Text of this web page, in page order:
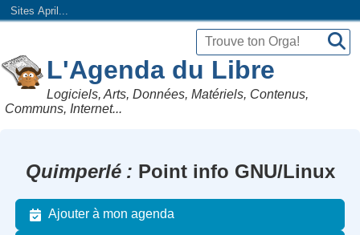
Sites April...
L'Agenda du Libre
Logiciels, Arts, Données, Matériels, Contenus,
Communs, Internet...
Quimperlé Point info GNU/Linux
Ajouter à mon agenda